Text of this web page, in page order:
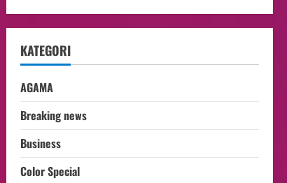
KATEGORI
AGAMA
Breaking news
Business
Color Special